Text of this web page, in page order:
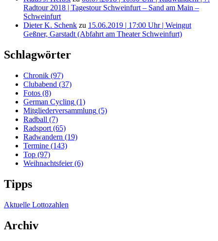
Radtour 2018 | Tagestour Schweinfurt – Sand am Main –
Schweinfurt
Dieter K. Schenk zu 15.06.2019 | 17:00 Uhr | Weingut
Geßner, Garstadt (Abfahrt am Theater Schweinfurt)
Schlagwörter
Chronik (97)
Clubabend (37)
Fotos (8)
German Cycling (1)
Mitgliederversammlung (5)
Radball (7)
Radsport (65)
Radwandern (19)
Termine (143)
Top (97)
Weihnachtsfeier(6)
Tipps
Aktuelle Lottozahlen
Archiv